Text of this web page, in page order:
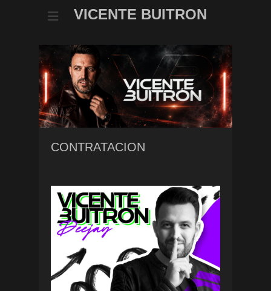
VICENTE BUITRON
CONTRATACION